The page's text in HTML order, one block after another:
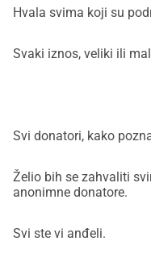
Hvala svima koji su
Svaki iznos, veliki ili
Svi donatori, kako
Želio bih se zahvaliti
anonimne donatore.
Svi ste vi anđeli.